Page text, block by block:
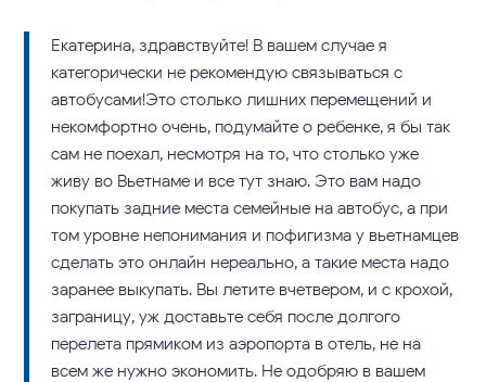
Екатерина, здравствуйте! В вашем случае я
категорически не рекомендую связываться с
автобусами!Это столько лишних перемещений и
некомфортно очень, подумайте о ребенке, я бы так
сам не поехал, несмотря на то, что столько уже
живу во Вьетнаме и все тут знаю. Это вам надо
покупать задние места семейные на автобус, а при
том уровне непонимания и пофигизма у вьетнамцев
сделать это онлайн нереально, а такие места надо
заранее выкупать. Вы летите вчетвером, и с крохой,
заграницу, уж доставьте себя после долгого
перелета прямиком из аэропорта в отель, не на
всем же нужно экономить. Не одобряю в вашем